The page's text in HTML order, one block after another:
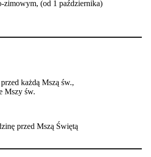
zimowym, (od 1 października)
każdą Mszą św.,
Mszy św.
przed Mszą Świętą